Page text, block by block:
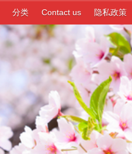
分类 Contact us 隐私政策